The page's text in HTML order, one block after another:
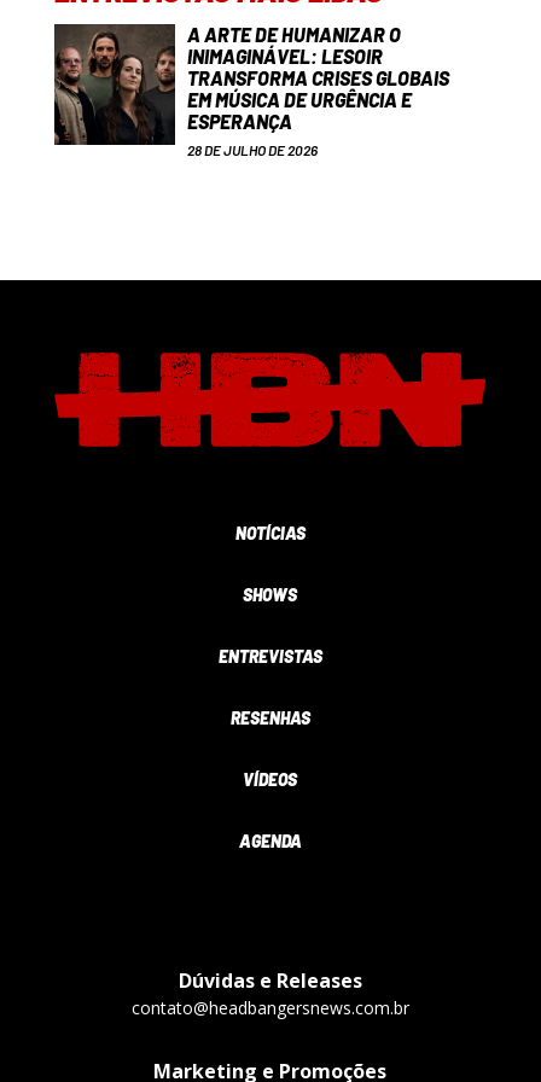
A ARTE DE HUMANIZAR O
INIMAGINÁVEL: LESOIR
TRANSFORMA CRISES GLOBAIS
EM MÚSICA DE URGÊNCIA E
ESPERANÇA
28 DE JULHO DE 2026
NOTÍCIAS
SHOWS
ENTREVISTAS
RESENHAS
VÍDEOS
AGENDA
Dúvidas e Releases
contato@headbangersnews.com.br
Marketing e Promoções